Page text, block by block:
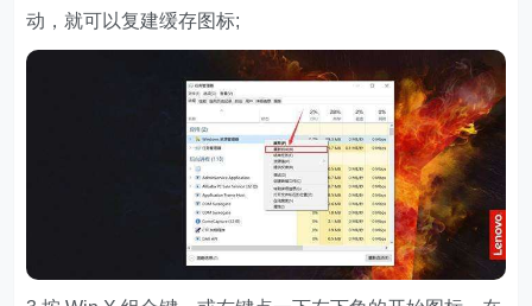
动，就可以复建缓存图标;